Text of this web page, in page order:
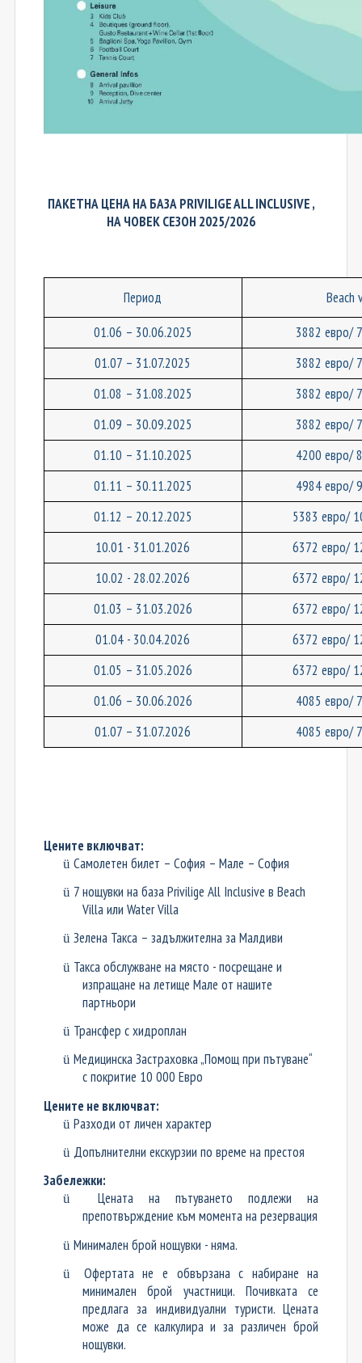
ПАКЕТНА ЦЕНА НА БАЗА PRIVILIGE ALL INCLUSIVE,
НА ЧОВЕК СЕЗОН 2025/2026
Период
Beach
01.06 – 30.06.2025
3882 евро/
01.07 – 31.07.2025
3882 евро/
01.08 – 31.08.2025
3882 евро/
01.09 – 30.09.2025
3882 евро/
01.10 – 31.10.2025
4200 евро/
01.11 – 30.11.2025 4984 евро/
01.12 – 20.12.2025
5383 евро/
10.01 - 31.01.2026
6372 евро/
10.02 - 28.02.2026
6372 евро/
01.03 – 31.03.2026
6372 евро/
01.04 - 30.04.2026
6372 евро/
01.05 – 31.05.2026
6372 евро/
01.06 – 30.06.2026
4085 евро/
01.07 – 31.07.2026 4085 евро/
Цените включват:
ü Самолетен билет – София – Мале – София
ü 7 нощувки на база Privilige All Inclusive в Beach
Villa или Water Villa
ü Зелена Такса – задължителна за Малдиви
ü Такса обслужване на място - посрещане и
изпращане на летище Мале от нашите
партньори
ü Трансфер схидроплан
ü Медицинска Застраховка „Помощ при пътуване“
с покритие 10 000 Евро
Цените не включват:
ü Разходи от личен характер
ü Допълнителни екскурзии по време на престоя
Забележки:
ü
Цената на пътуването подлежи на
препотвърждение към момента на резервация
ü Минимален брой нощувки - няма.
ü
Офертата не е обвързана с набиране на
минимален брой участници. Почивката се
предлага за индивидуални туристи. Цената
може да се калкулира и за различен брой
нощувки.